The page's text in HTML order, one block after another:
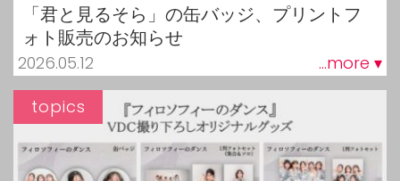
「君と見るそら」の缶バッジ、プリントフ
ォト販売のお知らせ
2026.05.12 ...more ▾
topics